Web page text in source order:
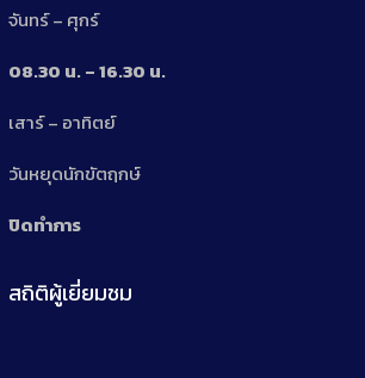
จันทร์ – ศุกร์
08.30 น. – 16.30 น.
เสาร์ – อาทิตย์
วันหยุดนักขัตฤกษ์
ปิดทำการ
สถิติผู้เยี่ยมชม